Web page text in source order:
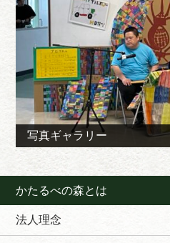
写真ギャラリー
かたるべの森とは
法人理念